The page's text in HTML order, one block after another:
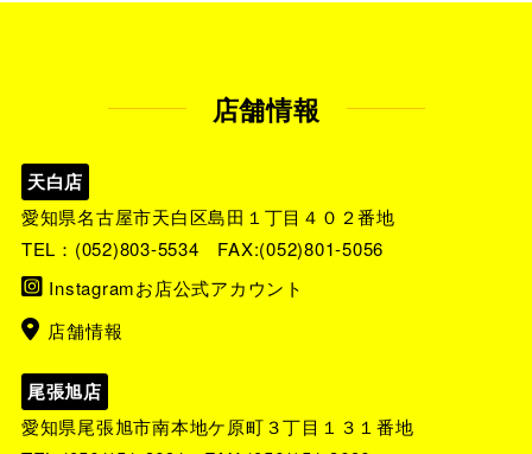
店舗情報
天白店
愛知県名古屋市天白区島田１丁目４０２番地
TEL： (052)803-5534 FAX:(052)801-5056
Instagramお店公式アカウント
店舗情報
尾張旭店
愛知県尾張旭市南本地ケ原町３丁目１３１番地